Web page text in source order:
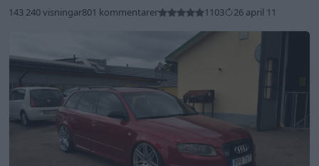
143 240 visningar801 kommentarer 1103 26 april 11